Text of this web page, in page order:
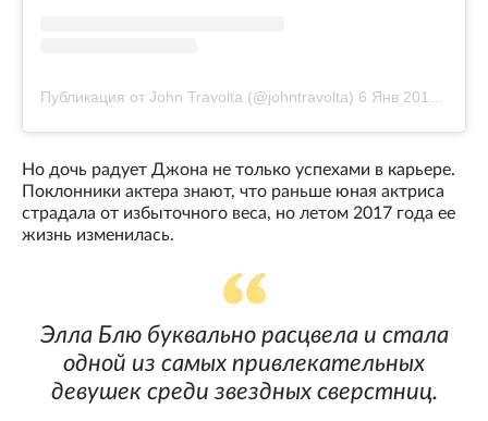
Публикация от John Travolta (@johntravolta) 6 Янв 2019 в 3:08 PST
Но дочь радует Джона не только успехами в карьере.
Поклонники актера знают, что раньше юная актриса
страдала от избыточного веса, но летом 2017 года ее
жизнь изменилась.
Элла Блю буквально расцвела и стала
одной из самых привлекательных
девушек среди звездных сверстниц.